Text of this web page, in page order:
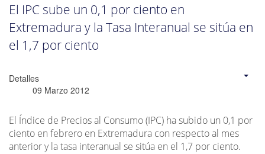
El IPC sube un 0,1 por ciento en
Extremadura y la Tasa Interanual se sitúa en
el 1,7 por ciento
Detalles
09 Marzo 2012
El Índice de Precios al Consumo (IPC) ha subido un 0,1 por
ciento en febrero en Extremadura con respecto al mes
anterior y la tasa interanual se sitúa en el 1,7 por ciento.